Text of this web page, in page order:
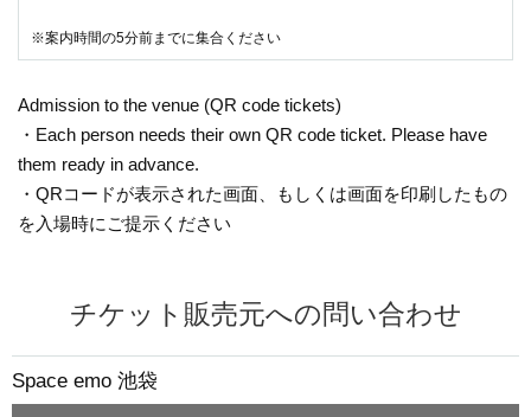
South facing Izumi Ver (AMPL-1003)
Himiko Higashide Ver (AMPL-1004)
Tracks: 1.URGE 2.Throne 3.Hearts
Shirasaka also Ver (AMPL-1005)
Included songs: 1.URGE 2.Throne 3.BAD END
Satori Yamada Ver (AMPL-1006)
Tracks: 1.URGE 2.Throne 3. Beyond the Night
Kaede Nogami Ver (AMPL-1007)
Released on 12/22 (Wed.) 3,500 yen including tax (AMPL-2001)
N/A: 1.The beginning 2.Hearts 3.Unfinished 4.Aquamarine 5.Beyond the nigh
t 6.BAD END
※案内時間の5分前までに集合ください
Admission to the venue (QR code tickets)
・Each person needs their own QR code ticket. Please have
them ready in advance.
・QRコードが表示された画面、もしくは画面を印刷したもの
を入場時にご提示ください
チケット販売元への問い合わせ
Space emo 池袋